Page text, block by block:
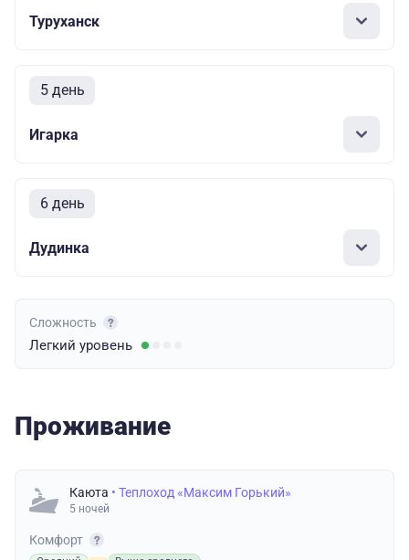
Туруханск
5 день
Игарка
6 день
Дудинка
Сложность
Легкий уровень
Проживание
Каюта • Теплоход «Максим Горький»
5 ночей
Комфорт